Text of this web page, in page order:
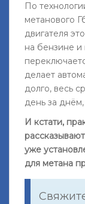
По
метанового
двигателя
на бензине и
делает
долго, весь
день за
И кстати,
уже
для метана